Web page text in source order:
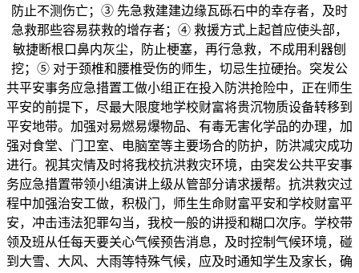
防止不测伤亡；③ 先急救建建边缘瓦砾石中的幸存者，及时
急救那些容易获救的增存者；④ 救援方式上起首应使头部，
敏捷断根口鼻内灰尘，防止梗塞，再行急救，不成用利器刨
挖；⑤ 对于颈椎和腰椎受伤的师生，切忌生拉硬抬。突发公
共平安事务应急措置工做小组正在投入防洪抢险中，正在师生
平安的前提下，尽最大限度地学校财富将贵沉物质设备转移到
平安地带。加强对易燃易爆物品、有毒无害化学品的办理，加
强对食堂、门卫室、电脑室等主要场合的防护，防洪减灾成功
进行。视其灾情及时将我校抗洪救灾环境，由突发公共平安事
务应急措置带领小组演讲上级从管部分请求援帮。抗洪救灾过
程中加强治安工做，积极门，师生生命财富平安和学校财富平
安，冲击违法犯罪勾当，我校一般的讲授和糊口次序。学校带
领及班从任每天要关心气候预告消息，及时控制气候环境，碰
到大雪、大风、大雨等特殊气候，应及时通知学生及家长，确